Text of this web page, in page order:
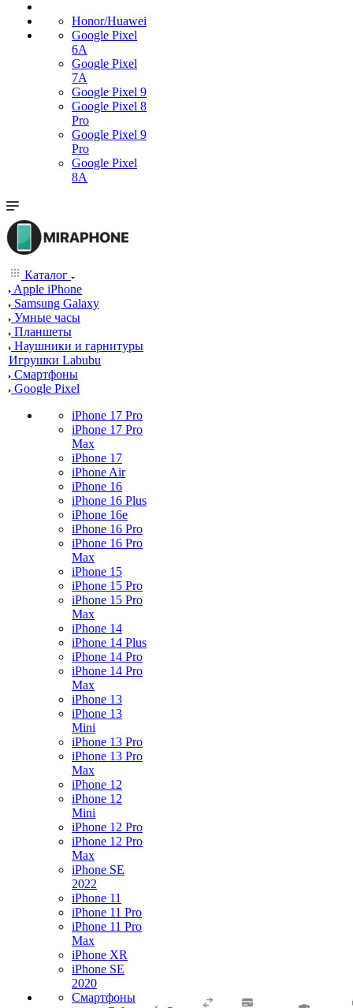
Honor/Huawei
Google Pixel
6A
Google Pixel
7А
Google Pixel 9
Google Pixel 8
Pro
Google Pixel 9
Pro
Google Pixel
8A
Каталог
Apple iPhone
Samsung Galaxy
Умные часы
Планшеты
Наушники и гарнитуры
Игрушки Labubu
Смартфоны
Google Pixel
iPhone 17 Pro
iPhone 17 Pro
Max
iPhone 17
iPhone Air
iPhone 16
iPhone 16 Plus
iPhone 16e
iPhone 16 Pro
iPhone 16 Pro
Max
iPhone 15
iPhone 15 Pro
iPhone 15 Pro
Max
iPhone 14
iPhone 14 Plus
iPhone 14 Pro
iPhone 14 Pro
Max
iPhone 13
iPhone 13
Mini
iPhone 13 Pro
iPhone 13 Pro
Max
iPhone 12
iPhone 12
Mini
iPhone 12 Pro
iPhone 12 Pro
Max
iPhone SE
2022
iPhone 11
iPhone 11 Pro
iPhone 11 Pro
Max
iPhone XR
iPhone SE
2020
Смартфоны